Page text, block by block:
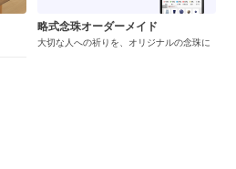
略式念珠オーダーメイド
大切な人への祈りを、オリジナルの念珠に